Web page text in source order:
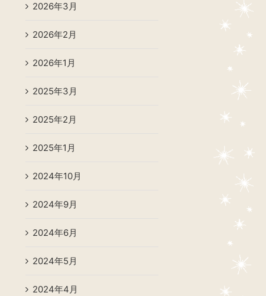
2026年3月
2026年2月
2026年1月
2025年3月
2025年2月
2025年1月
2024年10月
2024年9月
2024年6月
2024年5月
2024年4月